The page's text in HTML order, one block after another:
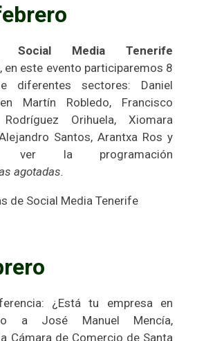
Social Media Tenerife
, en este evento participaremos 8
diferentes sectores: Daniel
Martín Robledo, Francisco
Orihuela, Xiomara
Santos, Arantxa Ros y
ver la programación
agotadas.
¿Está tu empresa en
a José Manuel Mencía,
Cámara de Comercio de Santa